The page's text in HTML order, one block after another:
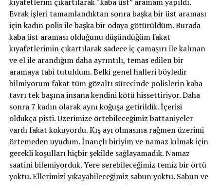
Evrak işleri tamamlandıktan sonra başka bir üst araması
için kadın polis ile başka bir odaya götürüldüm. Burada
kaba üst araması olduğunu düşündüğüm fakat
kıyafetlerimin çıkartılarak sadece iç çamaşırı ile kalınan
ve el ile arandığım daha ayrıntılı, temas edilen bir
aramaya tabi tutuldum. Belki genel halleri böyledir
bilmiyorum fakat tüm gözaltı sürecinde polislerin kaba
tavrı tek başına insana kendini kötü hissettiriyor. Daha
sonra 7 kadın olarak aynı koğuşa getirildik. İçerisi
oldukça pisti. Üzerimize örtebileceğimiz battaniyeler
vardı fakat kokuyordu. Kış ayı olmasına rağmen üzerimi
örtemeden uyudum. İnançlı biriyim ve namaz kılmak için
gerekli koşulları hiçbir şekilde sağlayamadık. Namaz
saatini bilemiyorduk. Yere serebileceğimiz temiz bir örtü
yoktu. Ellerimizi yıkayabileceğimiz sabun yoktu. Sabun ve